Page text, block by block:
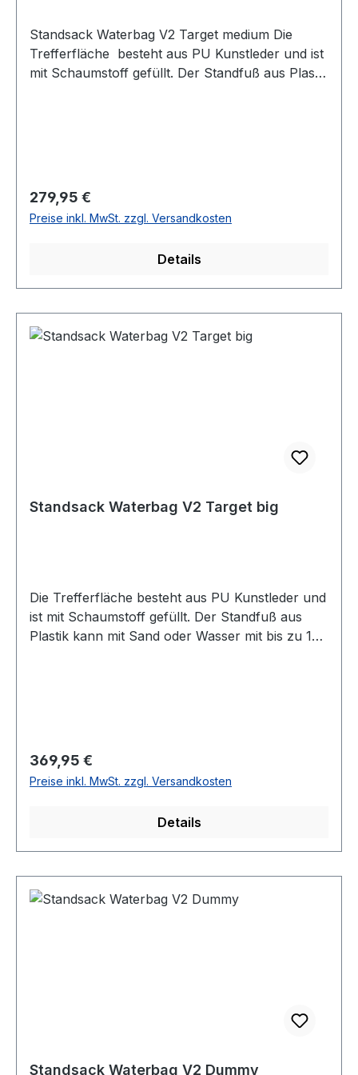
Standsack Waterbag V2 Target medium Die
Trefferfläche besteht aus PU Kunstleder und ist
mit Schaumstoff gefüllt. Der Standfuß aus Plastik
Kunstleder mit Schaumstoff gefüllt (Höhe 100
cm, Durchmesser 33 cm) - Standfuß aus Plastik
(58 cm Durchmesser) - Kann mit Sand oder
Regulärer Preis:
279,95 €
Preise inkl. MwSt. zzgl. Versandkosten
Details
Standsack Waterbag V2 Target big
Die Trefferfläche besteht aus PU Kunstleder und
ist mit Schaumstoff gefüllt. Der Standfuß aus
Plastik kann mit Sand oder Wasser mit bis zu 100
Durchmesser 59 cm) - Standfuß aus Plastik -
Kann mit Sand oder Wasser gefüllt werden (100
kg Gefüllt)
Regulärer Preis:
369,95 €
Preise inkl. MwSt. zzgl. Versandkosten
Details
Standsack Waterbag V2 Dummy